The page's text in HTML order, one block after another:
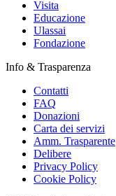
Visita
Educazione
Ulassai
Fondazione
Info & Trasparenza
Contatti
FAQ
Donazioni
Carta dei servizi
Amm. Trasparente
Delibere
Privacy Policy
Cookie Policy